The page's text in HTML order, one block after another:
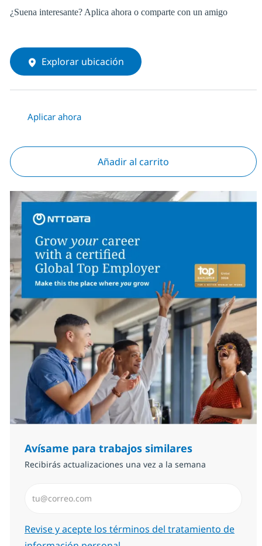
¿Suena interesante? Aplica ahora o comparte con un amigo
Explorar ubicación
Aplicar ahora
Añadir al carrito
Avísame para trabajos similares
Recibirás actualizaciones una vez a la semana
Required
Revise y acepte los términos del tratamiento de